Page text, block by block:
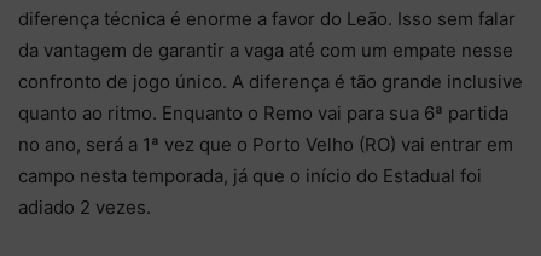
diferença técnica é enorme a favor do Leão. Isso sem falar
da vantagem de garantir a vaga até com um empate nesse
confronto de jogo único. A diferença é tão grande inclusive
quanto ao ritmo. Enquanto o Remo vai para sua 6ª partida
no ano, será a 1ª vez que o Porto Velho (RO) vai entrar em
campo nesta temporada, já que o início do Estadual foi
adiado 2 vezes.